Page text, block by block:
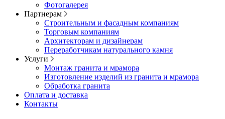
Фотогалерея
Партнерам
Строительным и фасадным компаниям
Торговым компаниям
Архитекторам и дизайнерам
Переработчикам натурального камня
Услуги
Монтаж гранита и мрамора
Изготовление изделий из гранита и мрамора
Обработка гранита
Оплата и доставка
Контакты